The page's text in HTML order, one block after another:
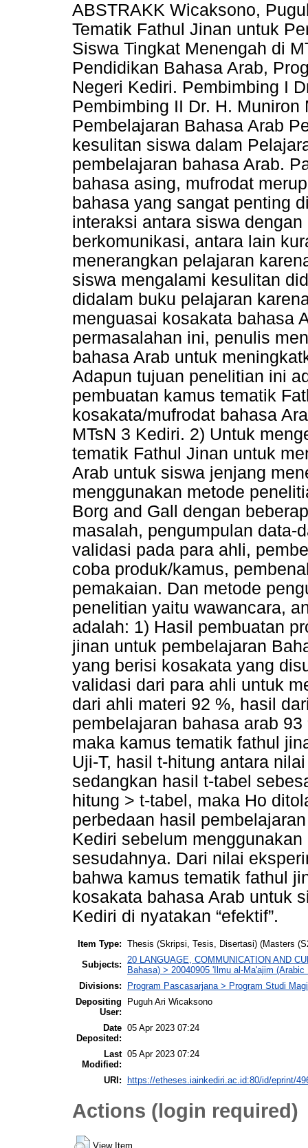
ABSTRAKK Wicaksono,
Tematik Fathul Jinan untuk
Siswa Tingkat Menengah di
Pendidikan Bahasa Arab,
Negeri Kediri. Pembimbing I
Pembimbing II Dr. H.
Pembelajaran Bahasa Arab
kesulitan siswa dalam
pembelajaran bahasa Arab.
bahasa asing, mufrodat
bahasa yang sangat penting
interaksi antara siswa
berkomunikasi, antara lain
menerangkan pelajaran
siswa mengalami kesulitan
didalam buku pelajaran
menguasai kosakata bahasa
permasalahan ini, penulis
bahasa Arab untuk
Adapun tujuan penelitian ini
pembuatan kamus tematik
kosakata/mufrodat bahasa
MTsN 3 Kediri. 2) Untuk
tematik Fathul Jinan untuk
Arab untuk siswa jenjang
menggunakan metode
Borg and Gall dengan
masalah, pengumpulan data-
validasi pada para ahli,
coba produk/kamus,
pemakaian. Dan metode
penelitian yaitu wawancara,
adalah: 1) Hasil pembuatan
jinan untuk pembelajaran
yang berisi kosakata yang
validasi dari para ahli untuk
dari ahli materi 92 %, hasil
pembelajaran bahasa arab
maka kamus tematik fathul
Uji-T, hasil t-hitung antara
sedangkan hasil t-tabel
hitung > t-tabel, maka Ho
perbedaan hasil
Kediri sebelum
sesudahnya. Dari nilai
bahwa kamus tematik fathul
kosakata bahasa Arab untuk
Kediri di nyatakan “efektif”.
Item Type: Thesis (Skripsi, Tesis, Disertasi) (Masters
Subjects:
20 LANGUAGE, COMMUNICATION AND
Bahasa) > 20040905 'Ilmu al-Ma'ajim (Arabic
Divisions:
Program Pascasarjana > Program Studi
Depositing
User:
Puguh Ari Wicaksono
Date
Deposited:
05 Apr 2023 07:24
Last
Modified:
05 Apr 2023 07:24
URI: https://etheses.iainkediri.ac.id:80/id/eprint/
Actions (login required)
View Item